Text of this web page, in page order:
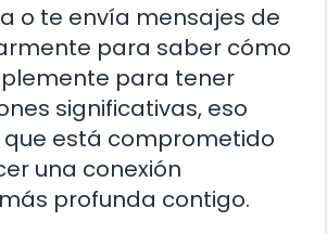
o te envía mensajes de
para saber cómo
para tener
significativas, eso
está comprometido
una conexión
profunda contigo.